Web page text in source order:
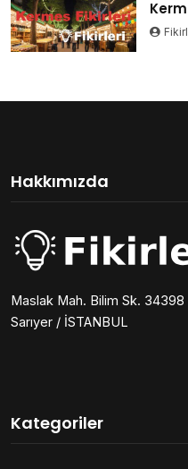
Hakkımızda
Maslak Mah. Bilim Sk. 34398
Sarıyer / İSTANBUL
Kategoriler